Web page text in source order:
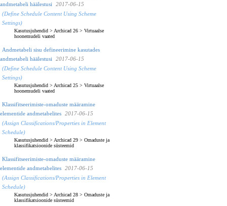
andmetabeli häälestusi
2017-06-15
(Define Schedule Content Using Scheme
Settings)
Kasutusjuhendid > Archicad 26 > Virtuaalse
hoonemudeli vaated
Andmetabeli sisu defineerimine kasutades
andmetabeli häälestusi
2017-06-15
(Define Schedule Content Using Scheme
Settings)
Kasutusjuhendid > Archicad 25 > Virtuaalse
hoonemudeli vaated
Klassifitseerimiste-omaduste määramine
elementide andmetabelites
2017-06-15
(Assign Classifications/Properties in Element
Schedule)
Kasutusjuhendid > Archicad 29 > Omaduste ja
klassifikatsioonide süsteemid
Klassifitseerimiste-omaduste määramine
elementide andmetabelites
2017-06-15
(Assign Classifications/Properties in Element
Schedule)
Kasutusjuhendid > Archicad 28 > Omaduste ja
klassifikatsioonide süsteemid